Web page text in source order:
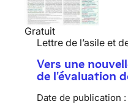
Gratuit
Lettre de l’asile et
Vers une
de l'évaluation
Date de publication :